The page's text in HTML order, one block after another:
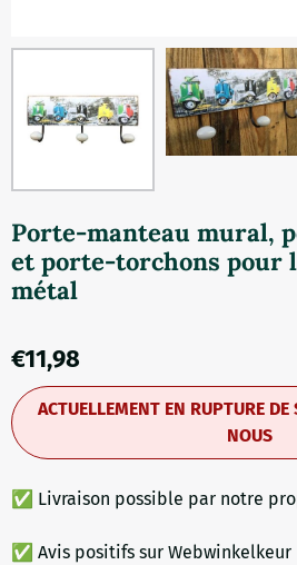
Porte-manteau mural,
et porte-torchons pour
métal
€11,98
ACTUELLEMENT EN RUPTURE
NOUS
✅ Livraison possible par notre
✅ Avis positifs sur Webwinkelkeur